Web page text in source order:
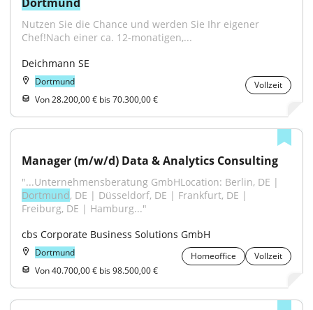
Nutzen Sie die Chance und werden Sie Ihr eigener
Chef!Nach einer ca. 12-monatigen,...
Deichmann SE
Dortmund
Vollzeit
Von 28.200,00 € bis 70.300,00 €
Manager (m/w/d) Data & Analytics Consulting
Dortmund, DE | Düsseldorf, DE | Frankfurt, DE |
Freiburg, DE | Hamburg..."
cbs Corporate Business Solutions GmbH
Dortmund Homeoffice
Vollzeit
Von 40.700,00 € bis 98.500,00 €